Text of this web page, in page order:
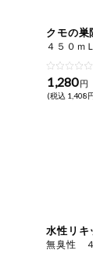
専門ショ
パルコ
商品のリ
ーパー
コスメ＆ボデ
ィケア
クモの巣
４５０ｍＬ
1,280 円
(税込 1,408
水性リ
無臭性